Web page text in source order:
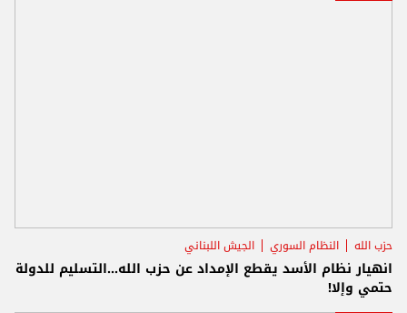
حزب الله النظام السوري الجيش اللبناني
انهيار نظام الأسد يقطع الإمداد عن حزب الله...التسليم للدولة
حتمي وإلا!